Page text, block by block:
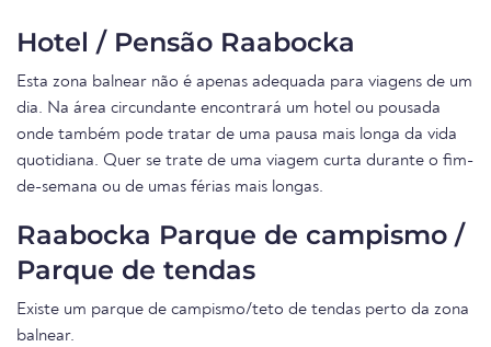
Hotel / Pensão Raabocka
Esta zona balnear não é apenas adequada para viagens de um
dia. Na área circundante encontrará um hotel ou pousada
onde também pode tratar de uma pausa mais longa da vida
quotidiana. Quer se trate de uma viagem curta durante o fim-
de-semana ou de umas férias mais longas.
Raabocka Parque de campismo /
Parque de tendas
Existe um parque de campismo/teto de tendas perto da zona
balnear.